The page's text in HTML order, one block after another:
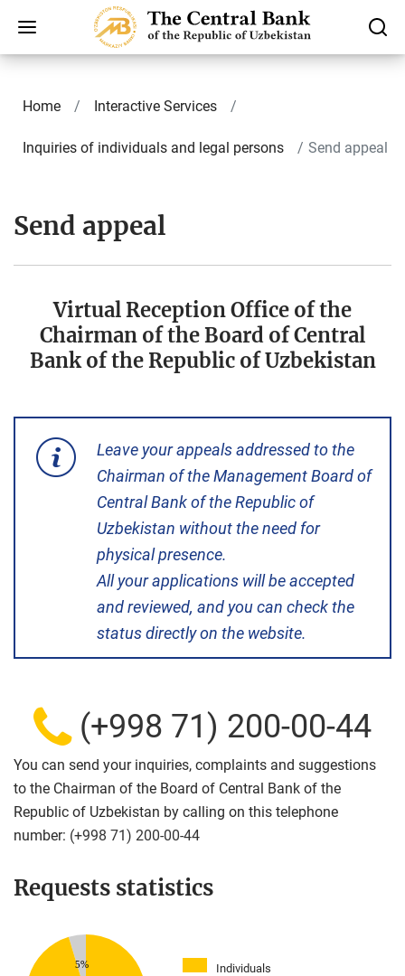
Home Interactive Services
Inquiries of individuals and legal persons Send appeal
Send appeal
Virtual Reception Office of the
Chairman of the Board of Central
Bank of the Republic of Uzbekistan
Leave your appeals addressed to the
Chairman of the Management Board of
Central Bank of the Republic of
Uzbekistan without the need for
physical presence.
All your applications will be accepted
and reviewed, and you can check the
status directly on the website.
(+998 71) 200-00-44
You can send your inquiries, complaints and suggestions
to the Chairman of the Board of Central Bank of the
Republic of Uzbekistan by calling on this telephone
number: (+998 71) 200-00-44
Requests statistics
5%
Individuals